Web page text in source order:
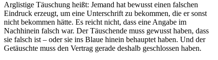
Arglistige Täuschung heißt: Jemand hat bewusst einen falschen
Eindruck erzeugt, um eine Unterschrift zu bekommen, die er sonst
nicht bekommen hätte. Es reicht nicht, dass eine Angabe im
Nachhinein falsch war. Der Täuschende muss gewusst haben, dass
sie falsch ist – oder sie ins Blaue hinein behauptet haben. Und der
Getäuschte muss den Vertrag gerade deshalb geschlossen haben.